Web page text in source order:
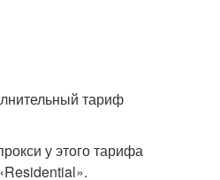
тариф
у этого тарифа